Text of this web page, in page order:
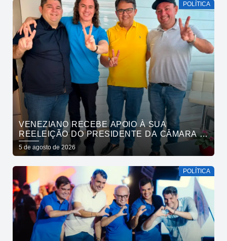
POLÍTICA
VENEZIANO RECEBE APOIO À SUA
REELEIÇÃO DO PRESIDENTE DA CÂMARA E
VEREADORES DE SÃO BENTO
5 de agosto de 2026
POLÍTICA